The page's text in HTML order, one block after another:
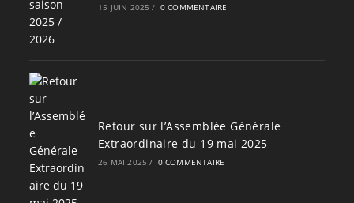
15 JUIN 2025 / 0 COMMENTAIRE
Retour sur l’Assemblée Générale
Extraordinaire du 19 mai 2025
26 MAI 2025 / 0 COMMENTAIRE